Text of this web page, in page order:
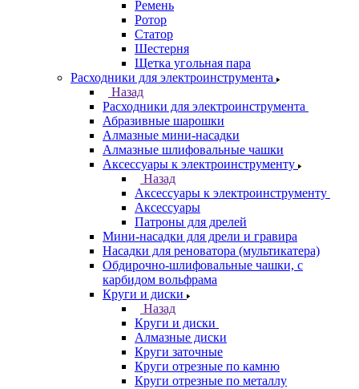
Ремень
Ротор
Статор
Шестерня
Щетка угольная пара
Расходники для электроинструмента
Назад
Расходники для электроинструмента
Абразивные шарошки
Алмазные мини-насадки
Алмазные шлифовальные чашки
Аксессуары к электроинструменту
Назад
Аксессуары к электроинструменту
Аксессуары
Патроны для дрелей
Мини-насадки для дрели и гравира
Насадки для реноватора (мультикатера)
Обдирочно-шлифовальные чашки, с
карбидом вольфрама
Круги и диски
Назад
Круги и диски
Алмазные диски
Круги заточные
Круги отрезные по камню
Круги отрезные по металлу